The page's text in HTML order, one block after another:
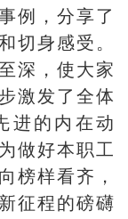
例，分享了
切身感受。
深，使大家
激发了全体
进的内在动
做好本职工
榜样看齐，
征程的磅礴